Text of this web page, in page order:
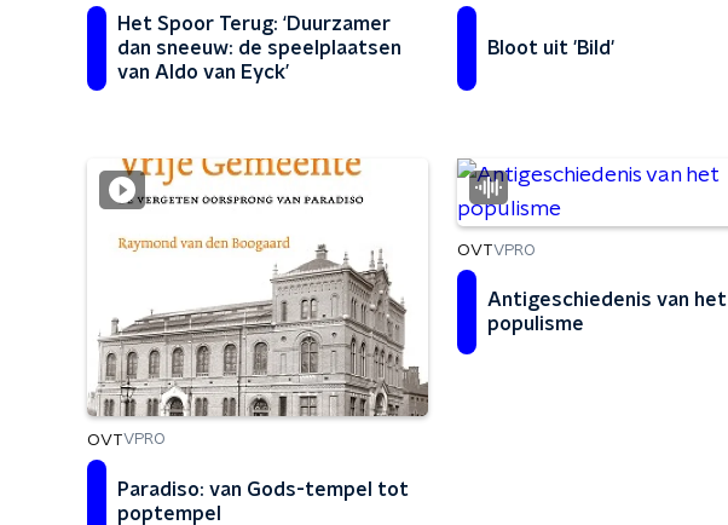
Het Spoor Terug: ‘Duurzamer
dan sneeuw: de speelplaatsen
van Aldo van Eyck’
Bloot uit 'Bild'
OVTVPRO
Paradiso: van Gods-tempel tot
poptempel
OVTVPRO
Antigeschiedenis van het
populisme